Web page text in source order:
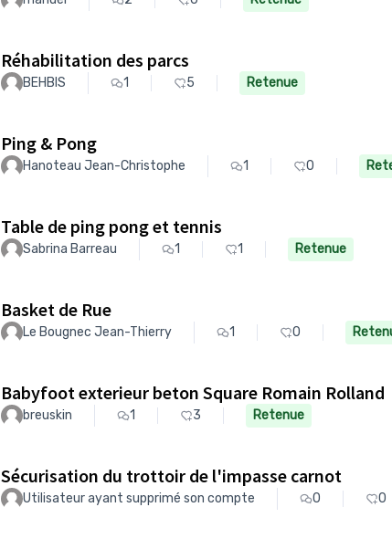
Réhabilitation des parcs
BEHBIS 1 5 Retenue
Ping & Pong
Hanoteau Jean-Christophe 1 0
Table de ping pong et tennis
Sabrina Barreau 1 1 Retenue
Basket de Rue
Le Bougnec Jean-Thierry 1 0
Babyfoot exterieur beton Square Romain Rolland
breuskin 1 3 Retenue
Sécurisation du trottoir de l'impasse carnot
Utilisateur ayant supprimé son compte 0 0